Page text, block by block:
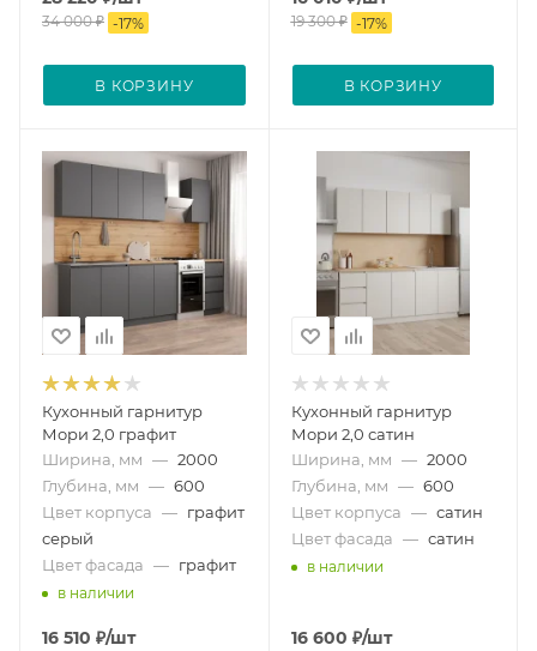
34 000₽ -17%
В КОРЗИНУ
19 300₽ -17%
В КОРЗИНУ
Кухонный гарнитур
Мори 2,0 графит
Ширина, мм — 2000
Глубина, мм — 600
Цвет корпуса — графит
серый
Цвет фасада — графит
в наличии
16 510 ₽/шт
Кухонный гарнитур
Мори 2,0 сатин
Ширина, мм — 2000
Глубина, мм — 600
Цвет корпуса — сатин
Цвет фасада — сатин
в наличии
16 600 ₽/шт